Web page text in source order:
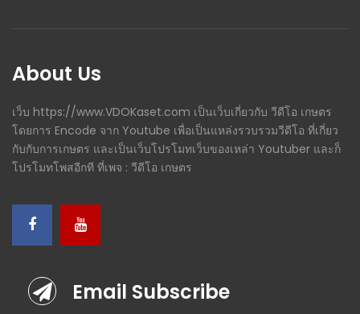
About Us
เว็บ https://www.VDOKaset.com เป็นเว็บเกี่ยวกับ วีดีโอ เกษตร
โดยการ Encode จาก Youtube เพื่อเป็นแหล่งรวบรวมวีดีโอ ที่เกี่ยว
กับกับการเกษตร และเป็นเว็บโปรโมทเว็บของเหล่า Youtuber และก็
โปรโมทโพสอีกที ที่เพจ : วีดีโอ เกษตร
Email Subscribe